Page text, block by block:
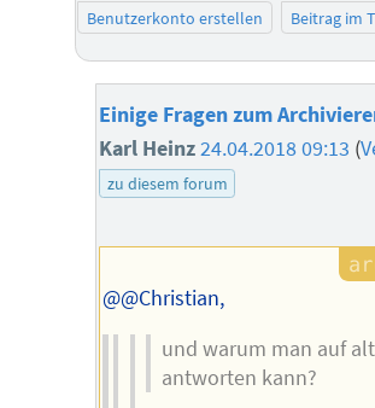
Benutzerkonto erstellen
Beitrag im
Einige Fragen zum
Karl Heinz24.04.2018 09:13 (
zu diesem forum
@@Christian,
und warum man auf
antworten kann?